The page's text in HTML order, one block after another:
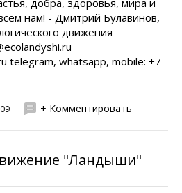
добра, здоровья, мира и
нам! - Дмитрий Булавинов,
движения
telegram, whatsapp, mobile: +7
+ Комментировать
"Ландыши"